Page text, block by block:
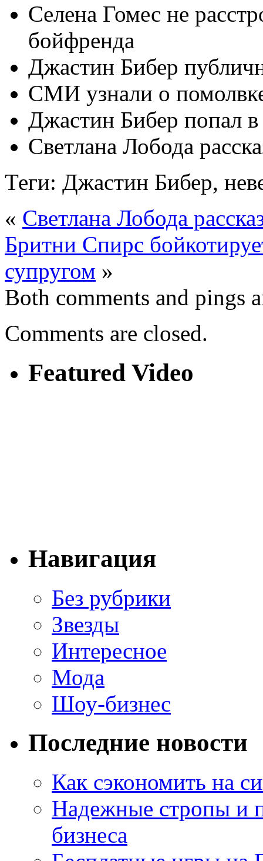
Селена Гомес не
бойфренда
Джастин Бибер
СМИ узнали о
Джастин Бибер попал
Светлана Лобода
Теги: Джастин Бибер,
« Светлана Лобода
Бритни Спирс
супругом »
Both comments and pings
Comments are closed.
Featured Video
Навигация
Без рубрики
Звезды
Интересное
Мода
Шоу-бизнес
Последние новости
Как сэкономить на
Надежные стропы и
бизнеса